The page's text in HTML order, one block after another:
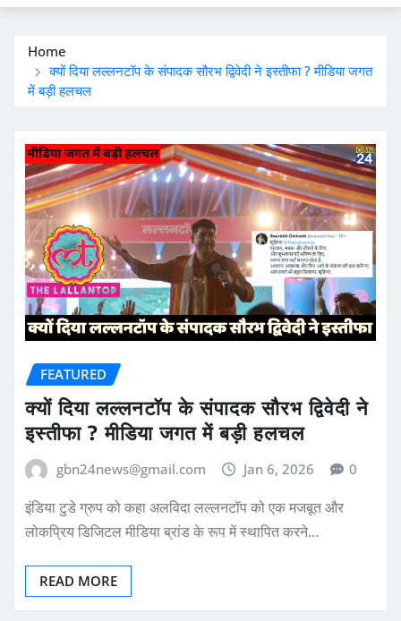
Home
क्यों दिया लल्लनटॉप के संपादक सौरभ द्विवेदी ने इस्तीफा ? मीडिया जगत
में बड़ी हलचल
FEATURED
क्यों दिया लल्लनटॉप के संपादक सौरभ द्विवेदी ने
इस्तीफा ? मीडिया जगत में बड़ी हलचल
gbn24news@gmail.com Jan 6, 2026 0
इंडिया टुडे ग्रुप को कहा अलविदा लल्लनटॉप को एक मजबूत और
लोकप्रिय डिजिटल मीडिया ब्रांड के रूप में स्थापित करने…
READ MORE